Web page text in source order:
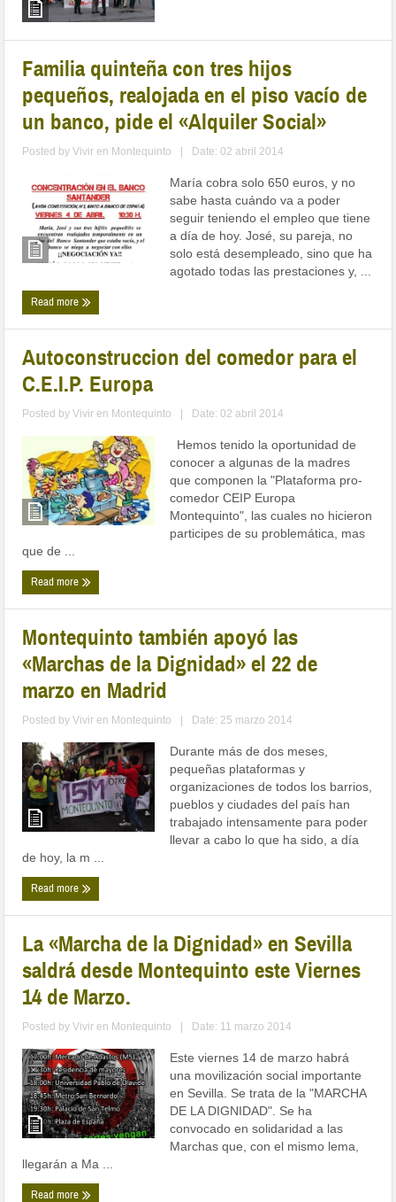
Familia quinteña con tres hijos
pequeños, realojada en el piso vacío de
un banco, pide el «Alquiler Social»
Posted byVivir en Montequinto Date: 02 abril 2014
María cobra solo 650 euros, y no
sabe hasta cuándo va a poder
seguir teniendo el empleo que tiene
a día de hoy. José, su pareja, no
solo está desempleado, sino que ha
agotado todas las prestaciones y, ...
Read more
Autoconstruccion del comedor para el
C.E.I.P. Europa
Posted byVivir en Montequinto Date: 02 abril 2014
Hemos tenido la oportunidad de
conocer a algunas de la madres
que componen la "Plataforma pro-
comedor CEIP Europa
Montequinto", las cuales no hicieron
participes de su problemática, mas
que de ...
Read more
Montequinto también apoyó las
«Marchas de la Dignidad» el 22 de
marzo en Madrid
Posted byVivir en Montequinto Date: 25 marzo 2014
Durante más de dos meses,
pequeñas plataformas y
organizaciones de todos los barrios,
pueblos y ciudades del país han
trabajado intensamente para poder
llevar a cabo lo que ha sido, a día
de hoy, la m ...
Read more
La «Marcha de la Dignidad» en Sevilla
saldrá desde Montequinto este Viernes
14 de Marzo.
Posted byVivir en Montequinto Date: 11 marzo 2014
Este viernes 14 de marzo habrá
una movilización social importante
en Sevilla. Se trata de la "MARCHA
DE LA DIGNIDAD". Se ha
convocado en solidaridad a las
Marchas que, con el mismo lema,
llegarán a Ma ...
Read more